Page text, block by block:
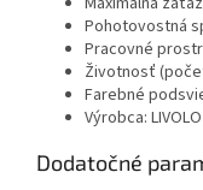
Pohotovostná
Pracovné
Životnosť
Farebné
Výrobca: LIVOLO
Dodatočné